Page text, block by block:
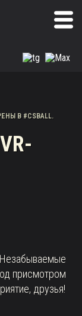
В #CSBALL.
. Незабываемые
присмотром
друзья!